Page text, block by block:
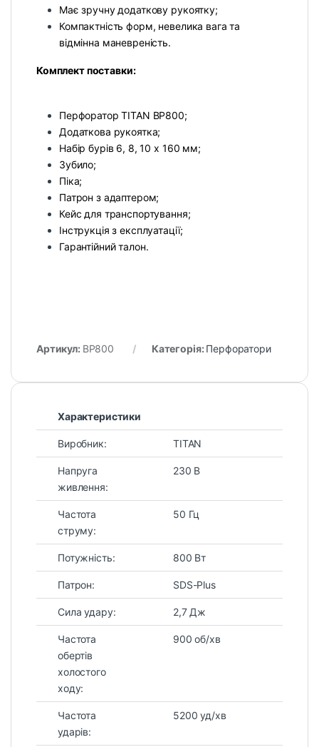
Має зручну додаткову рукоятку;
Компактність форм, невелика вага та
відмінна маневреність.
Комплект поставки:
Перфоратор TITAN BP800;
Додаткова рукоятка;
Набір бурів 6, 8, 10 х 160 мм;
Зубило;
Піка;
Патрон з адаптером;
Кейс для транспортування;
Інструкція з експлуатації;
Гарантійний талон.
Артикул: BP800 Категорія: Перфоратори
Характеристики
Виробник: TITAN
Напруга
живлення:
230 В
Частота
струму:
50 Гц
Потужність: 800 Вт
Патрон: SDS-Plus
Сила удару: 2,7 Дж
Частота
обертів
холостого
ходу:
900 об/хв
Частота
ударів:
5200 уд/хв